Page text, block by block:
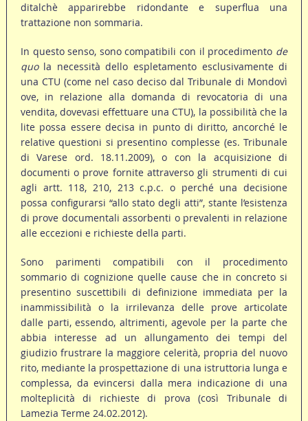
ditalchè apparirebbe ridondante e superflua una
trattazione non sommaria.
In questo senso, sono compatibili con il procedimento de
quola necessità dello espletamento esclusivamente di
una CTU (come nel caso deciso dal Tribunale di Mondovì
ove, in relazione alla domanda di revocatoria di una
vendita, dovevasi effettuare una CTU), la possibilità che la
lite possa essere decisa in punto di diritto, ancorché le
relative questioni si presentino complesse (es. Tribunale
di Varese ord. 18.11.2009), o con la acquisizione di
documenti o prove fornite attraverso gli strumenti di cui
agli artt. 118, 210, 213 c.p.c. o perché una decisione
possa configurarsi “allo stato degli atti”, stante l’esistenza
di prove documentali assorbenti o prevalenti in relazione
alle eccezioni e richieste della parti.
Sono parimenti compatibili con il procedimento
sommario di cognizione quelle cause che in concreto si
presentino suscettibili di definizione immediata per la
inammissibilità o la irrilevanza delle prove articolate
dalle parti, essendo, altrimenti, agevole per la parte che
abbia interesse ad un allungamento dei tempi del
giudizio frustrare la maggiore celerità, propria del nuovo
rito, mediante la prospettazione di una istruttoria lunga e
complessa, da evincersi dalla mera indicazione di una
molteplicità di richieste di prova (così Tribunale di
Lamezia Terme 24.02.2012).